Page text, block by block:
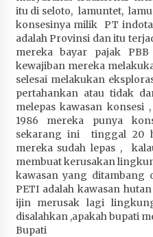
Pelatihan PDPP 2026 Bali
1 bulan ago
Terapkan “Polantas
Sumbawa Berupaya Wujudkan
Kepolisian yang Profesional
1 bulan ago
Capaian Program Pemerintah
Sumbawa Terus Dirasakan
1 bulan ago
itu di seloto, lamuntet,
konsesinya milik PT
adalah Provinsi dan itu
mereka bayar pajak
kewajiban mereka
selesai melakukan
pertahankan atau tidak
melepas kawasan konsesi
1986 mereka punya
sekarang ini tinggal 20
mereka sudah lepas ,
membuat kerusakan
kawasan yang ditambang
PETI adalah kawasan
ijin merusak lagi
disalahkan ,apakah bupati
Bupati